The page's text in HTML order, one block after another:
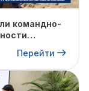
командно-
Перейти